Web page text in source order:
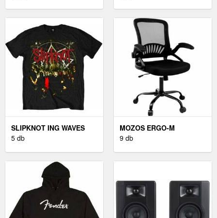
SLIPKNOT ING WAVES
UNISEX BLACK M
5 db
MOZOS ERGO-M
9 db